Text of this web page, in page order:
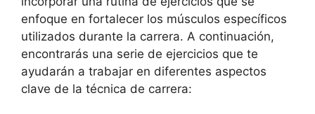
enfoque en fortalecer los músculos específicos
utilizados durante la carrera. A continuación,
encontrarás una serie de ejercicios que te
ayudarán a trabajar en diferentes aspectos
clave de la técnica de carrera: